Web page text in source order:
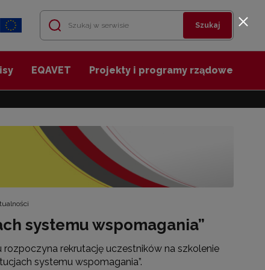
Szukaj
EQAVET Projekty i programy rządowe
systemu wspomagania”
rozpoczyna rekrutację uczestników na szkolenie
systemu wspomagania”.